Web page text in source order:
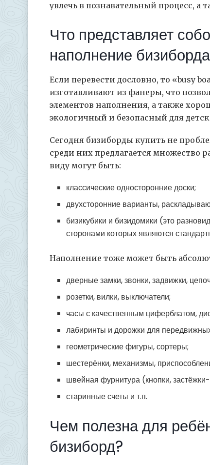
увлечь в познавательный процесс,
Что представляет
наполнение бизиборда
Если перевести дословно, то «busy
изготавливают из фанеры, что
элементов наполнения, а также
экологичный и безопасный для
Сегодня бизиборды купить не
среди них предлагается множество
виду могут быть:
классические односторонние доски;
двухсторонние варианты,
бизикубики и бизидомики (это
сторонами которых являются
Наполнение тоже может быть
дверные замки, звонки, задвижки,
розетки, вилки, выключатели;
часы с качественным циферблатом,
лабиринты и дорожки для
геометрические фигуры, сортеры;
шестерёнки, механизмы,
швейная фурнитура (кнопки,
старинные счеты и т.п.
Чем полезна для
бизиборд?